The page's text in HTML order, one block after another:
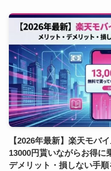
【2026年最新】楽天モバ
13000円貰いながらお得に
デメリット・損しない手